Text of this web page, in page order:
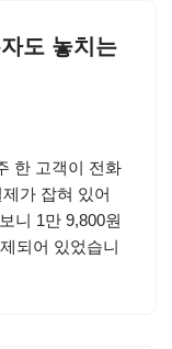
도 놓치는
한 고객이 전화
가 잡혀 있어
니 1만 9,800원
되어 있었습니